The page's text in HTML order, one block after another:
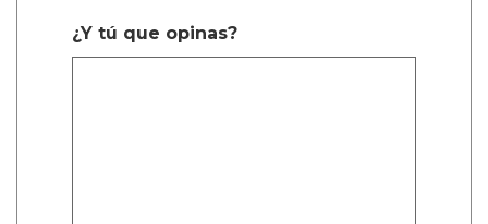
¿Y tú que opinas?